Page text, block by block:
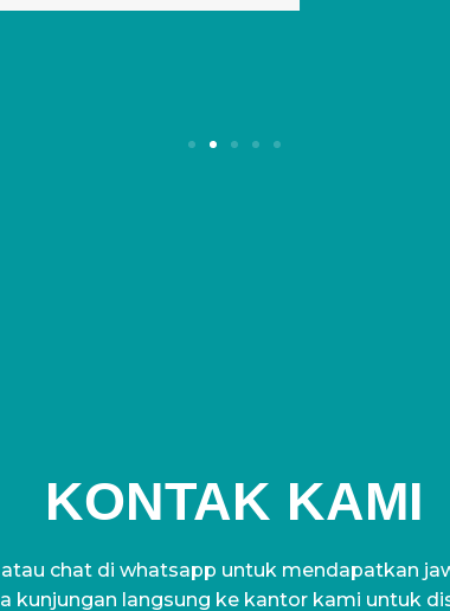
KONTAK KAMI
chat di whatsapp untuk mendapatkan
kunjungan langsung ke kantor kami untuk